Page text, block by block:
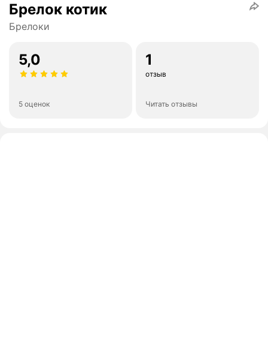
Брелок котик
Брелоки
5,0
5 оценок
1
отзыв
Читать отзывы